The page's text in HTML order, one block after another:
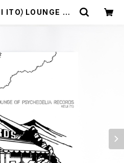
ITO）LOUNGE OF